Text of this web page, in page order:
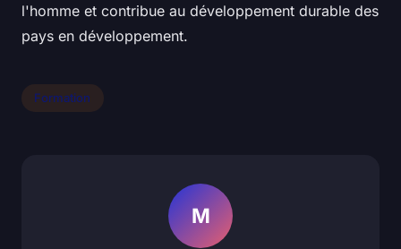
l'homme et contribue au développement durable des
pays en développement.
Formation
M